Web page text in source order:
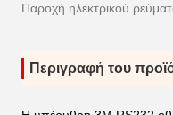
Παροχή ηλεκτρικού
Περιγραφή του